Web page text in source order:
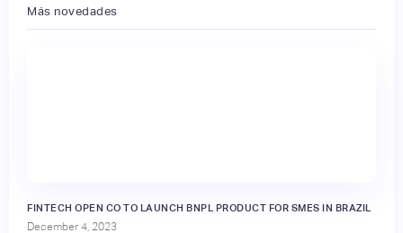
Más novedades
FINTECH OPEN CO TO LAUNCH BNPL PRODUCT FOR SMES IN BRAZIL
December 4, 2023